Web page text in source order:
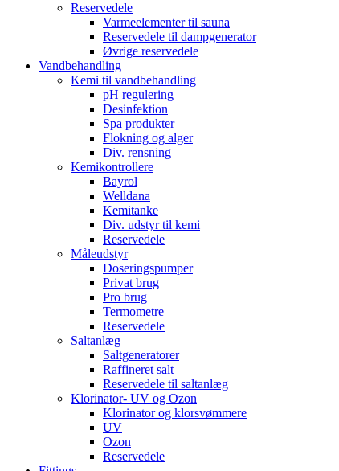
Reservedele
Varmeelementer til sauna
Reservedele til dampgenerator
Øvrige reservedele
Vandbehandling
Kemi til vandbehandling
pH regulering
Desinfektion
Spa produkter
Flokning og alger
Div. rensning
Kemikontrollere
Bayrol
Welldana
Kemitanke
Div. udstyr til kemi
Reservedele
Måleudstyr
Doseringspumper
Privat brug
Pro brug
Termometre
Reservedele
Saltanlæg
Saltgeneratorer
Raffineret salt
Reservedele til saltanlæg
Klorinator- UV og Ozon
Klorinator og klorsvømmere
UV
Ozon
Reservedele